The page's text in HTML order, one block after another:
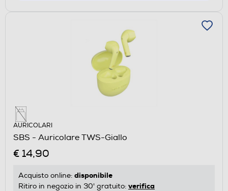
AURICOLARI
SBS - Auricolare TWS-Giallo
€ 14,90
Acquisto online: disponibile
Ritiro in negozio in 30' gratuito: verifica